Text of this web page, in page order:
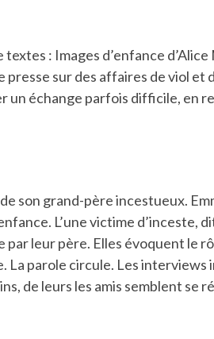
: Images d’enfance d’Alice
sur des affaires de viol et
un échange parfois difficile, en
son grand-père incestueux.
L’une victime d’inceste,
leur père. Elles évoquent le
La parole circule. Les interviews
de leurs les amis semblent se